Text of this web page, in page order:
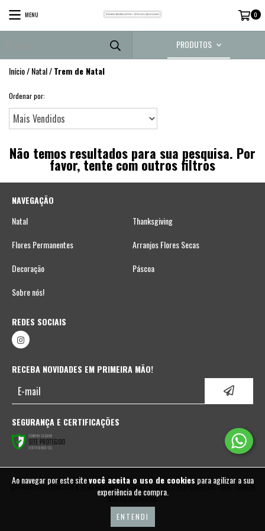
Ao navegar por este sitevocê aceita o uso de cookies para agilizar a sua
experiência de compra.
ENTENDI
MENU 0
PRODUTOS
Início/Natal/Trem de Natal
Ordenar por:
Não temos resultados para sua pesquisa. Por
favor, tente com outros filtros
NAVEGAÇÃO
Natal
Thanksgiving
Flores Permanentes
Arranjos Flores Secas
Decoração
Páscoa
Sobre nós!
REDES SOCIAIS
RECEBA NOVIDADES EM PRIMEIRA MÃO!
SEGURANÇA E CERTIFICAÇÕES
COPYRIGHT FABIO BORGATTO & TELMA HAYASHI | DECORAÇÃO DE NATAL - 05937702000110 - 2026. TODOS OS
DIREITOS RESERVADOS.